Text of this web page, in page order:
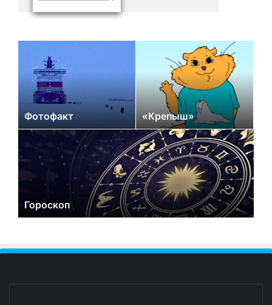
Фотофакт «Крепыш»
Гороскоп